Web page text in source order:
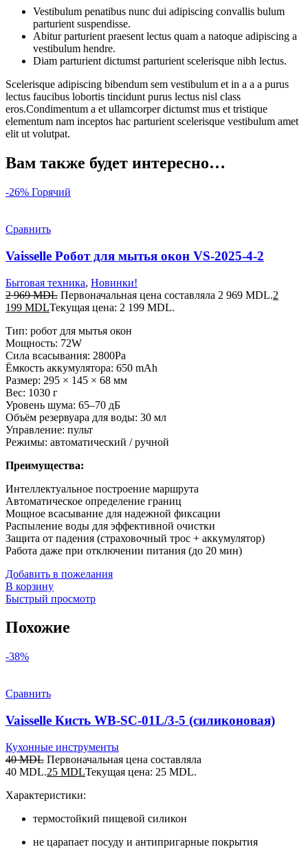
Vestibulum penatibus nunc dui adipiscing convallis bulum
parturient suspendisse.
Abitur parturient praesent lectus quam a natoque adipiscing a
vestibulum hendre.
Diam parturient dictumst parturient scelerisque nibh lectus.
Scelerisque adipiscing bibendum sem vestibulum et in a a a purus
lectus faucibus lobortis tincidunt purus lectus nisl class
eros.Condimentum a et ullamcorper dictumst mus et tristique
elementum nam inceptos hac parturient scelerisque vestibulum amet
elit ut volutpat.
Вам также будет интересно…
-26% Горячий
Сравнить
Vaisselle Робот для мытья окон VS-2025-4-2
Бытовая техника, Новинки!
2 969MDL Первоначальная цена составляла 2 969 MDL.2
199 MDLТекущая цена: 2 199 MDL.
Тип: робот для мытья окон
Мощность: 72W
Сила всасывания: 2800Pa
Ёмкость аккумулятора: 650 mAh
Размер: 295 × 145 × 68 мм
Вес: 1030 г
Уровень шума: 65–70 дБ
Объём резервуара для воды: 30 мл
Управление: пульт
Режимы: автоматический / ручной
Преимущества:
Интеллектуальное построение маршрута
Автоматическое определение границ
Мощное всасывание для надежной фиксации
Распыление воды для эффективной очистки
Защита от падения (страховочный трос + аккумулятор)
Работа даже при отключении питания (до 20 мин)
Добавить в пожелания
В корзину
Быстрый просмотр
Похожие
-38%
Сравнить
Vaisselle Кисть WB-SC-01L/3-5 (силиконовая)
Кухонные инструменты
40MDL Первоначальная цена составляла
40 MDL.25 MDLТекущая цена: 25 MDL.
Характеристики:
термостойкий пищевой силикон
не царапает посуду и антипригарные покрытия